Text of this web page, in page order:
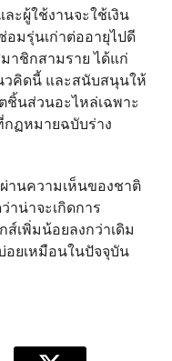
ผู้ใช้งานจะใช้เงิน
มรุ่นเก่าต่ออายุไปดี
าชิกสามราย ได้แก่
วคิดนี้ และสนับสนุนให้
ชิ้นส่วนอะไหล่เฉพาะ
ฏหมายฉบับร่าง
านความเห็นของชาติ
าน่าจะเกิดการ
เพิ่มน้อยลงกว่าเดิม
อยเหมือนในปัจจุบัน